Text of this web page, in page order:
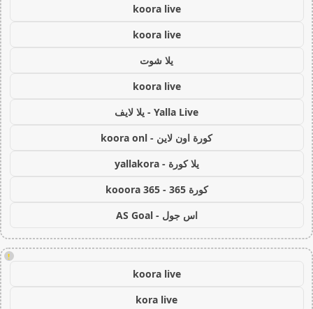
koora live
koora live
يلا شوت
koora live
Yalla Live - يلا لايف
كورة اون لاين - koora onl
يلا كورة - yallakora
كورة 365 - kooora 365
اس جول - AS Goal
!
koora live
kora live